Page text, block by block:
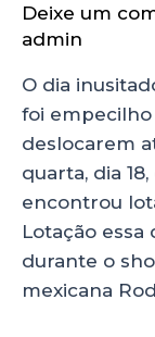
Deixe um
admin
O dia
foi empecilho
deslocarem
quarta, dia
encontrou
Lotação
durante o
mexicana